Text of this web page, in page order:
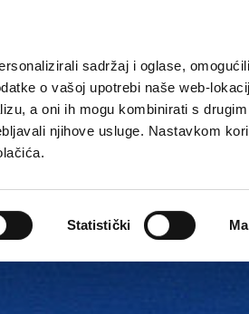
sadržaj i oglase,
o vašoj upotrebi naše web-
a oni ih mogu kombinirati s
njihove usluge. Nastavkom
Statistički
tvrtke i škole